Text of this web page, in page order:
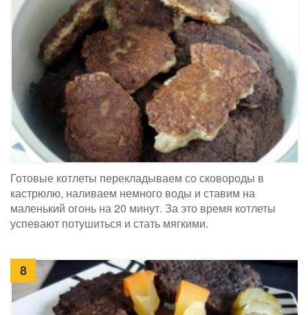
Готовые котлеты перекладываем со сковороды в
кастрюлю, наливаем немного воды и ставим на
маленький огонь на 20 минут. За это время котлеты
успевают потушиться и стать мягкими.
8